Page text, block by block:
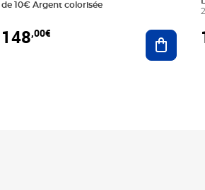
au panier
de 10€ Argent colorisée
148,00€ Ajouter